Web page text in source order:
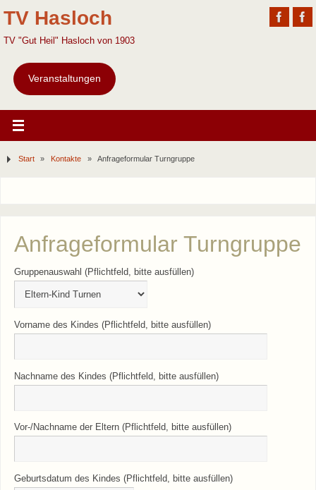
TV Hasloch
TV "Gut Heil" Hasloch von 1903
Veranstaltungen
Start » Kontakte » Anfrageformular Turngruppe
Anfrageformular Turngruppe
Gruppenauswahl (Pflichtfeld, bitte ausfüllen)
Vorname des Kindes (Pflichtfeld, bitte ausfüllen)
Nachname des Kindes (Pflichtfeld, bitte ausfüllen)
Vor-/Nachname der Eltern (Pflichtfeld, bitte ausfüllen)
Geburtsdatum des Kindes (Pflichtfeld, bitte ausfüllen)